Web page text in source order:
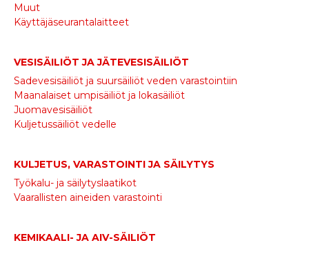
Muut
Käyttäjäseurantalaitteet
VESISÄILIÖT JA JÄTEVESISÄILIÖT
Sadevesisäiliöt ja suursäiliöt veden varastointiin
Maanalaiset umpisäiliöt ja lokasäiliöt
Juomavesisäiliöt
Kuljetussäiliöt vedelle
KULJETUS, VARASTOINTI JA SÄILYTYS
Työkalu- ja säilytyslaatikot
Vaarallisten aineiden varastointi
KEMIKAALI- JA AIV-SÄILIÖT